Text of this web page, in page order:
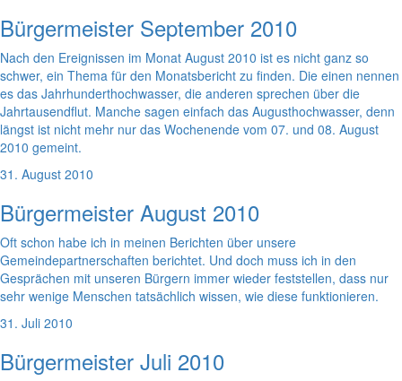
Bürgermeister September 2010
Nach den Ereignissen im Monat August 2010 ist es nicht ganz so
schwer, ein Thema für den Monatsbericht zu finden. Die einen nennen
es das Jahrhunderthochwasser, die anderen sprechen über die
Jahrtausendflut. Manche sagen einfach das Augusthochwasser, denn
längst ist nicht mehr nur das Wochenende vom 07. und 08. August
2010 gemeint.
31. August 2010
Bürgermeister August 2010
Oft schon habe ich in meinen Berichten über unsere
Gemeindepartnerschaften berichtet. Und doch muss ich in den
Gesprächen mit unseren Bürgern immer wieder feststellen, dass nur
sehr wenige Menschen tatsächlich wissen, wie diese funktionieren.
31. Juli 2010
Bürgermeister Juli 2010